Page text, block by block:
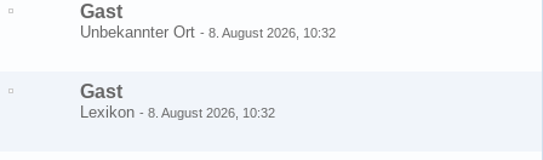
Gast
Unbekannter Ort - 8. August 2026, 10:32
Gast
Lexikon - 8. August 2026, 10:32